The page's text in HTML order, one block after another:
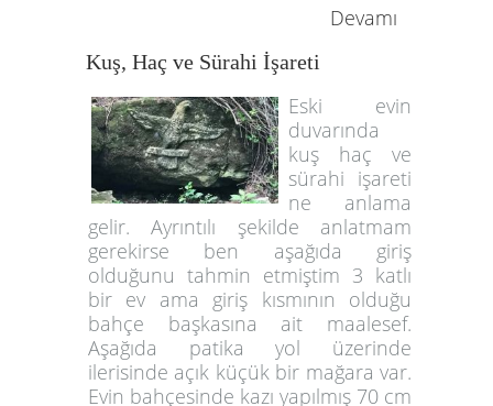
Devamı
Kuş, Haç ve Sürahi İşareti
Eski evin
duvarında
kuş haç ve
sürahi işareti
ne anlama
gelir. Ayrıntılı şekilde anlatmam
gerekirse ben aşağıda giriş
olduğunu tahmin etmiştim 3 katlı
bir ev ama giriş kısmının olduğu
bahçe başkasına ait maalesef.
Aşağıda patika yol üzerinde
ilerisinde açık küçük bir mağara var.
Evin bahçesinde kazı yapılmış 70 cm